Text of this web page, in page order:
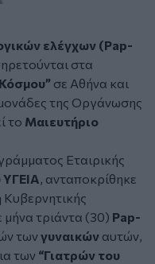
ελέγχων (Pap-
στα
” σε Αθήνα και
της Οργάνωσης
το Μαιευτήριο
Εταιρικής
ΥΓΕΙΑ, ανταποκρίθηκε
Κυβερνητικής
τριάντα (30) Pap-
των γυναικών αυτών,
των “Γιατρών του